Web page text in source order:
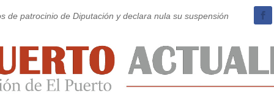
de patrocinio de Diputación y declara nula su suspensión